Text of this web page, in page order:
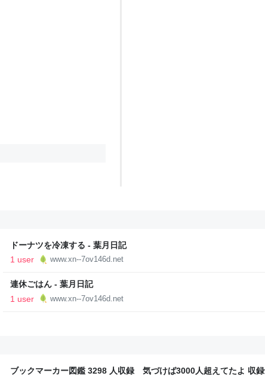
ドーナツを冷凍する - 葉月日記
1 user
www.xn--7ov146d.net
連休ごはん - 葉月日記
1 user
www.xn--7ov146d.net
ブックマーカー図鑑 3298 人収録 気づけば3000人超えてたよ 収